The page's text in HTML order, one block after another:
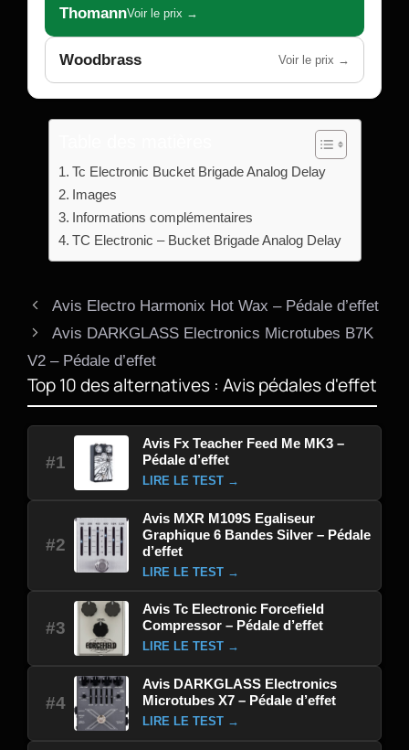
ThomannVoir le prix →
Woodbrass Voir le prix →
Tc Electronic Bucket Brigade Analog Delay
Images
Informations complémentaires
TC Electronic – Bucket Brigade Analog Delay
Avis Electro Harmonix Hot Wax – Pédale d’effet
Avis DARKGLASS Electronics Microtubes B7K
V2 – Pédale d’effet
Top 10 des alternatives : Avis pédales d'effet
#1
Avis Fx Teacher Feed Me MK3 –
Pédale d’effet
LIRE LE TEST →
#2
Avis MXR M109S Egaliseur
Graphique 6 Bandes Silver – Pédale
d’effet
LIRE LE TEST →
#3
Avis Tc Electronic Forcefield
Compressor – Pédale d’effet
LIRE LE TEST →
#4
Avis DARKGLASS Electronics
Microtubes X7 – Pédale d’effet
LIRE LE TEST →